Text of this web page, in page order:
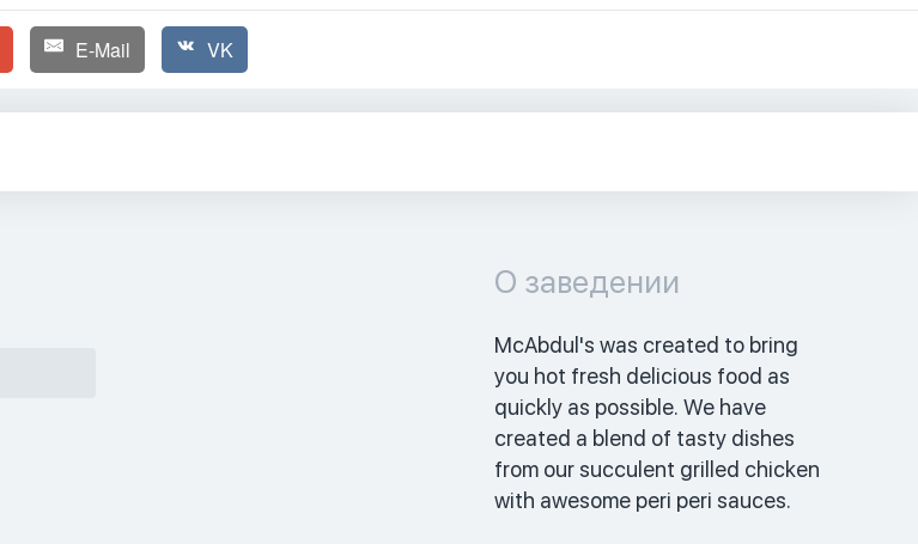
E-Mail VK
О заведении
McAbdul's was created to bring
you hot fresh delicious food as
quickly as possible. We have
created a blend of tasty dishes
from our succulent grilled chicken
with awesome peri peri sauces.